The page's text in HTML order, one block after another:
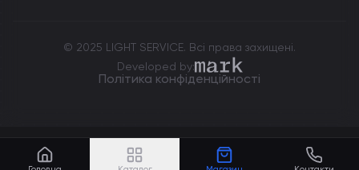
© 2025 LIGHT SERVICE. Всі права захищені.
Developed by:markdev.agency
Політика конфіденційності